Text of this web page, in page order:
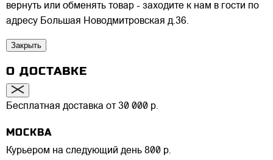
вернуть или обменять товар - заходите к нам в гости по
адресу Большая Новодмитровская д.36.
Закрыть
О ДОСТАВКЕ
Бесплатная доставка от 30 000 р.
МОСКВА
Курьером на следующий день 800 р.